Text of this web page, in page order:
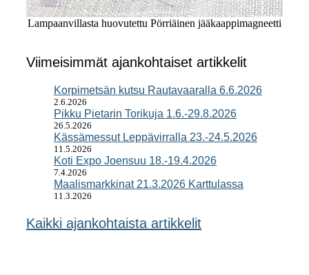
Lampaanvillasta huovutettu Pörriäinen jääkaappimagneetti
Viimeisimmät ajankohtaiset artikkelit
Korpimetsän kutsu Rautavaaralla 6.6.2026
2.6.2026
Pikku Pietarin Torikuja 1.6.-29.8.2026
26.5.2026
Kässämessut Leppävirralla 23.-24.5.2026
11.5.2026
Koti Expo Joensuu 18.-19.4.2026
7.4.2026
Maalismarkkinat 21.3.2026 Karttulassa
11.3.2026
Kaikki ajankohtaista artikkelit